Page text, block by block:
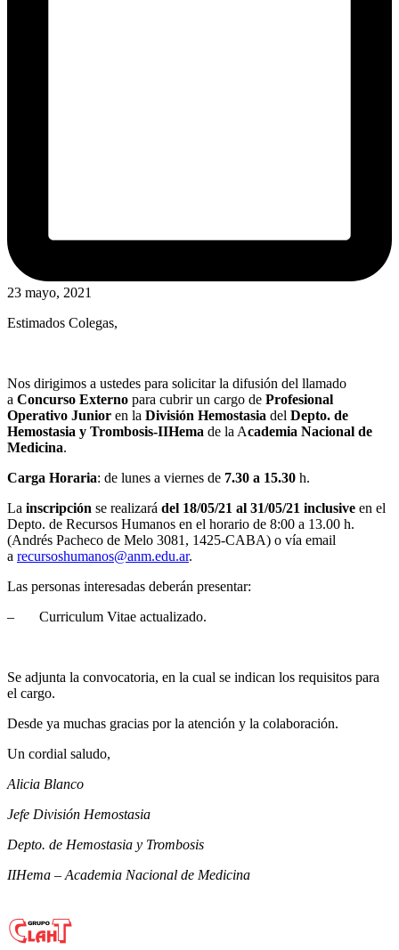
23 mayo, 2021
Estimados Colegas,
Nos dirigimos a ustedes para solicitar la difusión del llamado
a Concurso Externo para cubrir un cargo de Profesional
Operativo Junior en la División Hemostasia del Depto. de
Hemostasia y Trombosis-IIHema de la Academia Nacional de
Medicina.
Carga Horaria: de lunes a viernes de 7.30 a 15.30 h.
La inscripción se realizará del 18/05/21 al 31/05/21 inclusive en el
Depto. de Recursos Humanos en el horario de 8:00 a 13.00 h.
(Andrés Pacheco de Melo 3081, 1425-CABA) o vía email
a recursoshumanos@anm.edu.ar.
Las personas interesadas deberán presentar:
– Curriculum Vitae actualizado.
Se adjunta la convocatoria, en la cual se indican los requisitos para
el cargo.
Desde ya muchas gracias por la atención y la colaboración.
Un cordial saludo,
Alicia Blanco
Jefe División Hemostasia
Depto. de Hemostasia y Trombosis
IIHema – Academia Nacional de Medicina